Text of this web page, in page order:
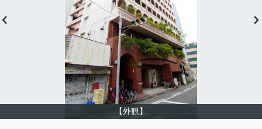
【外観】